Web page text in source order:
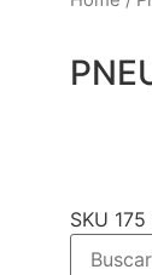
SKU 175